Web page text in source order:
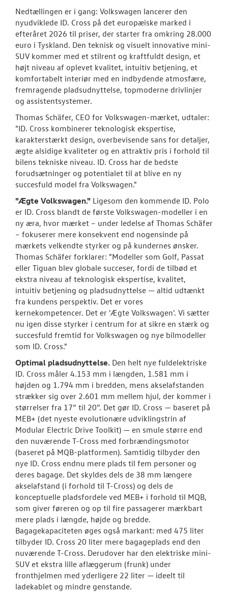
Nedtællingen er i gang: Volkswagen lancerer den
nyudviklede ID. Cross på det europæiske marked i
efteråret 2026 til priser, der starter fra omkring 28.000
euro i Tyskland. Den teknisk og visuelt innovative mini-
SUV kommer med et stilrent og kraftfuldt design, et
højt niveau af oplevet kvalitet, intuitiv betjening, et
komfortabelt interiør med en indbydende atmosfære,
fremragende pladsudnyttelse, topmoderne drivlinjer
og assistentsystemer.
Thomas Schäfer, CEO for Volkswagen-mærket, udtaler:
"ID. Cross kombinerer teknologisk ekspertise,
karakterstærkt design, overbevisende sans for detaljer,
ægte alsidige kvaliteter og en attraktiv pris i forhold til
bilens tekniske niveau. ID. Cross har de bedste
forudsætninger og potentialet til at blive en ny
succesfuld model fra Volkswagen."
"Ægte Volkswagen." Ligesom den kommende ID. Polo
er ID. Cross blandt de første Volkswagen-modeller i en
ny æra, hvor mærket – under ledelse af Thomas Schäfer
– fokuserer mere konsekvent end nogensinde på
mærkets velkendte styrker og på kundernes ønsker.
Thomas Schäfer forklarer: "Modeller som Golf, Passat
eller Tiguan blev globale succeser, fordi de tilbød et
ekstra niveau af teknologisk ekspertise, kvalitet,
intuitiv betjening og pladsudnyttelse — altid udtænkt
fra kundens perspektiv. Det er vores
kernekompetencer. Det er 'Ægte Volkswagen'. Vi sætter
nu igen disse styrker i centrum for at sikre en stærk og
succesfuld fremtid for Volkswagen og nye bilmodeller
som ID. Cross."
Optimal pladsudnyttelse. Den helt nye fuldelektriske
ID. Cross måler 4.153 mm i længden, 1.581 mm i
højden og 1.794 mm i bredden, mens akselafstanden
strækker sig over 2.601 mm mellem hjul, der kommer i
størrelser fra 17” til 20”. Det gør ID. Cross — baseret på
MEB+ (det nyeste evolutionære udviklingstrin af
Modular Electric Drive Toolkit) — en smule større end
den nuværende T-Cross med forbrændingsmotor
(baseret på MQB-platformen). Samtidig tilbyder den
nye ID. Cross endnu mere plads til fem personer og
deres bagage. Det skyldes dels de 38 mm længere
akselafstand (i forhold til T-Cross) og dels de
konceptuelle pladsfordele ved MEB+ i forhold til MQB,
som giver føreren og op til fire passagerer mærkbart
mere plads i længde, højde og bredde.
Bagagekapaciteten øges også markant: med 475 liter
tilbyder ID. Cross 20 liter mere bagageplads end den
nuværende T-Cross. Derudover har den elektriske mini-
SUV et ekstra lille aflæggerum (frunk) under
fronthjelmen med yderligere 22 liter — ideelt til
ladekablet og mindre genstande.